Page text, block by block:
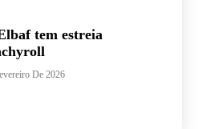
tem estreia
De 2026